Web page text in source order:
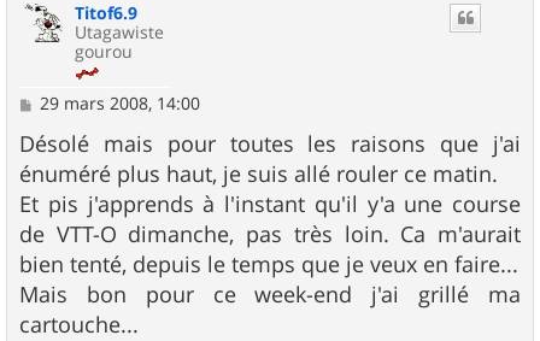
Titof6.9
Utagawiste
gourou
M
s
s
a
g
e
29 mars 2008, 14:00
Désolé mais pour toutes les raisons que j'ai
énuméré plus haut, je suis allé rouler ce matin.
Et pis j'apprends à l'instant qu'il y'a une course
de VTT-O dimanche, pas très loin. Ca m'aurait
bien tenté, depuis le temps que je veux en faire...
Mais bon pour ce week-end j'ai grillé ma
cartouche...